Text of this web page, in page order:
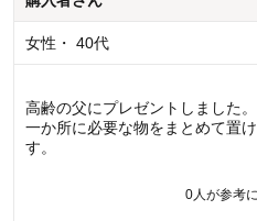
女性 ・ 40代
高齢の父にプレゼントしました。
一か所に必要な物をまとめて置
す。
0人が参考